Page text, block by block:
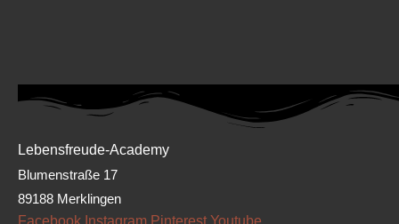
Lebensfreude-Academy
Blumenstraße 17
89188 Merklingen
Facebook Instagram Pinterest Youtube